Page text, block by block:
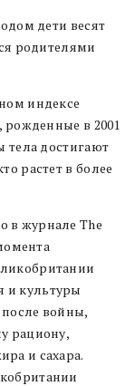
дети весят
родителями
индексе
рожденные в 2001
тела достигают
растет в более
в журнале The
и культуры
войны,
рациону,
и сахара.